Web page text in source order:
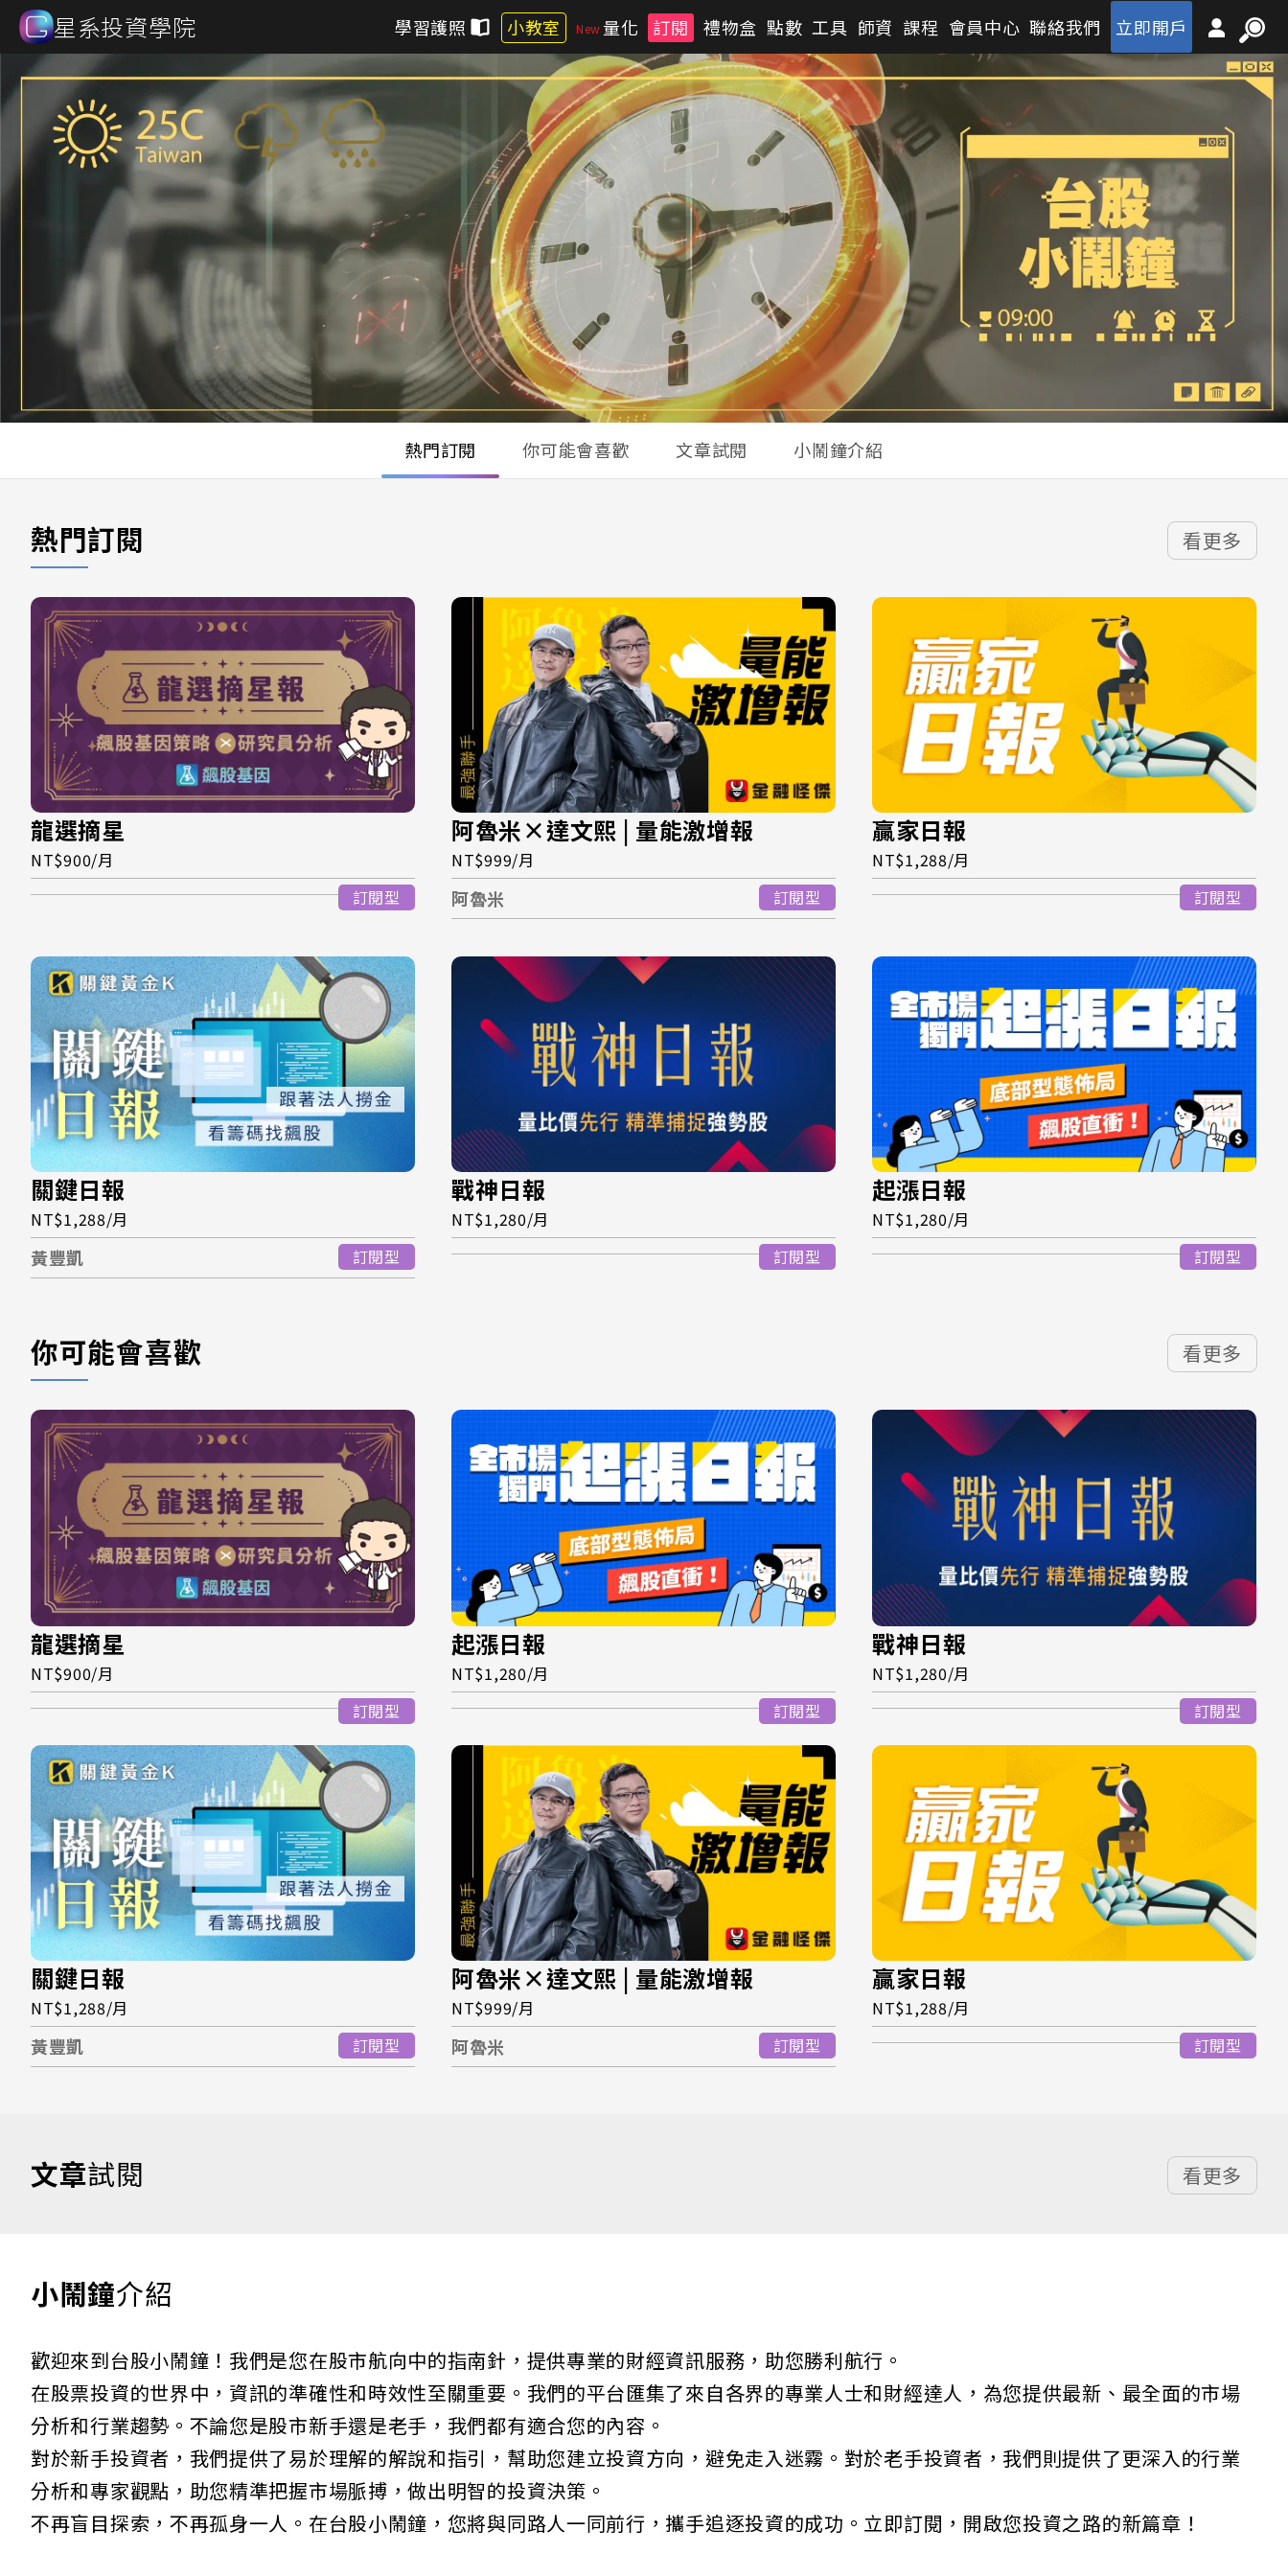
星系投資學院 學習護照 小教室 量化 訂閱 禮物盒 點數 工具 師資 課程 會員中心 聯絡我們 立即開戶
熱門訂閱 你可能會喜歡 文章試閱 小鬧鐘介紹
熱門訂閱 看更多
龍選摘星
NT$900/月
訂閱型
阿魯米×達文熙 | 量能激增報
NT$999/月
阿魯米 訂閱型
贏家日報
NT$1,288/月
訂閱型
關鍵日報
NT$1,288/月
黃豐凱 訂閱型
戰神日報
NT$1,280/月
訂閱型
起漲日報
NT$1,280/月
訂閱型
你可能會喜歡 看更多
龍選摘星
NT$900/月
訂閱型
起漲日報
NT$1,280/月
訂閱型
戰神日報
NT$1,280/月
訂閱型
關鍵日報
NT$1,288/月
黃豐凱 訂閱型
阿魯米×達文熙 | 量能激增報
NT$999/月
阿魯米 訂閱型
贏家日報
NT$1,288/月
訂閱型
文章試閱 看更多
小鬧鐘介紹
歡迎來到台股小鬧鐘！我們是您在股市航向中的指南針，提供專業的財經資訊服務，助您勝利航行。
在股票投資的世界中，資訊的準確性和時效性至關重要。我們的平台匯集了來自各界的專業人士和財經達人，為您提供最新、最全面的市場
分析和行業趨勢。不論您是股市新手還是老手，我們都有適合您的內容。
對於新手投資者，我們提供了易於理解的解說和指引，幫助您建立投資方向，避免走入迷霧。對於老手投資者，我們則提供了更深入的行業
分析和專家觀點，助您精準把握市場脈搏，做出明智的投資決策。
不再盲目探索，不再孤身一人。在台股小鬧鐘，您將與同路人一同前行，攜手追逐投資的成功。立即訂閱，開啟您投資之路的新篇章！